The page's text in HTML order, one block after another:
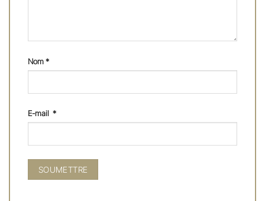
Nom*
E-mail *